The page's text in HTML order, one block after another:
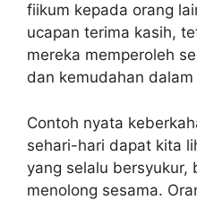
fiikum kepada orang
ucapan terima kasih,
mereka memperoleh
dan kemudahan
Contoh nyata
sehari-hari dapat kita
yang selalu bersyukur,
menolong sesama.